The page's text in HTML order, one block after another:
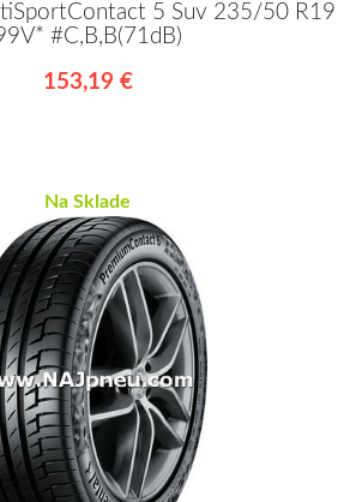
5 Suv 235/50 R19
#C,B,B(71dB)
153,19 €
Na Sklade